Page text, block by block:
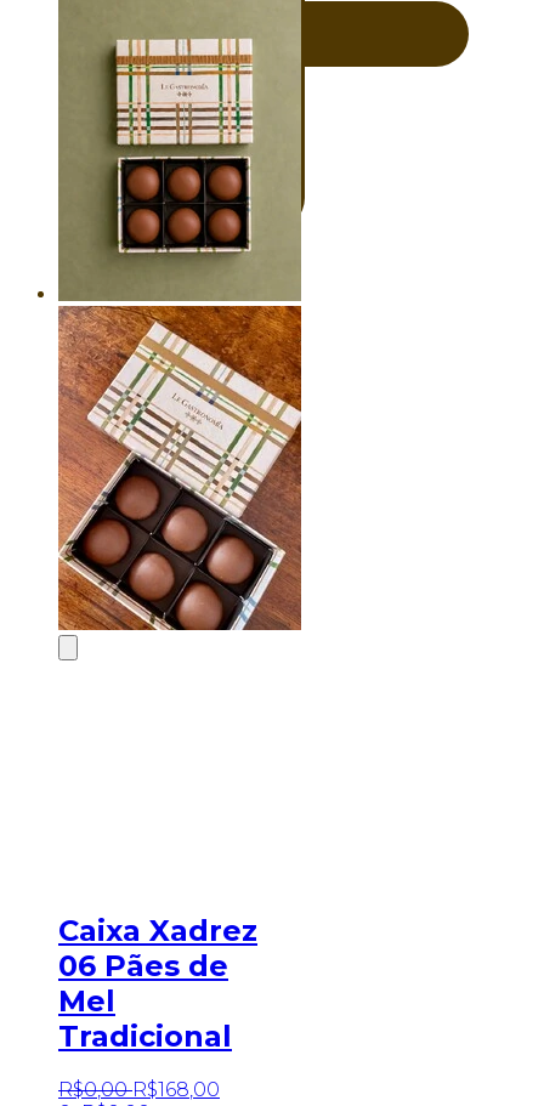
Caixa Xadrez
06 Pães de
Mel
Tradicional
R$0,00 R$168,00